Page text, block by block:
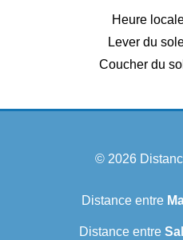
Heure
Lever du
Coucher du
© 2026
Distance entre
Distance entre